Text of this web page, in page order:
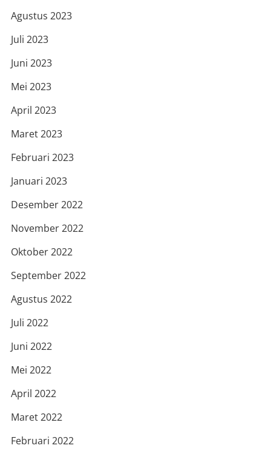
Agustus 2023
Juli 2023
Juni 2023
Mei 2023
April 2023
Maret 2023
Februari 2023
Januari 2023
Desember 2022
November 2022
Oktober 2022
September 2022
Agustus 2022
Juli 2022
Juni 2022
Mei 2022
April 2022
Maret 2022
Februari 2022